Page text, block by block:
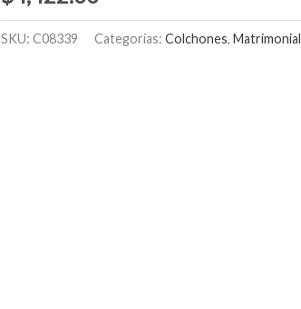
SKU:C08339 Categorías:Colchones,Matrimonial